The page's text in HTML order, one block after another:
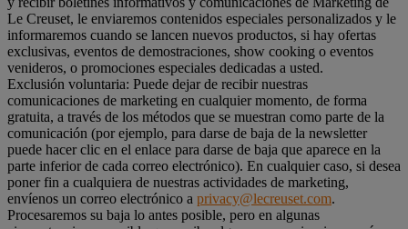
Le Creuset, le enviaremos contenidos especiales personalizados y le
informaremos cuando se lancen nuevos productos, si hay ofertas
exclusivas, eventos de demostraciones, show cooking o eventos
venideros, o promociones especiales dedicadas a usted.
Exclusión voluntaria: Puede dejar de recibir nuestras
comunicaciones de marketing en cualquier momento, de forma
gratuita, a través de los métodos que se muestran como parte de la
comunicación (por ejemplo, para darse de baja de la newsletter
puede hacer clic en el enlace para darse de baja que aparece en la
parte inferior de cada correo electrónico). En cualquier caso, si desea
poner fin a cualquiera de nuestras actividades de marketing,
envíenos un correo electrónico a privacy@lecreuset.com.
Procesaremos su baja lo antes posible, pero en algunas